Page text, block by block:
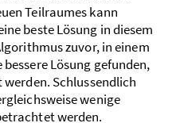
Teil­raumes kann
beste Lösung in diesem
zuvor, in einem
Lösung gefunden,
Schluss­endlich
wenige
werden.